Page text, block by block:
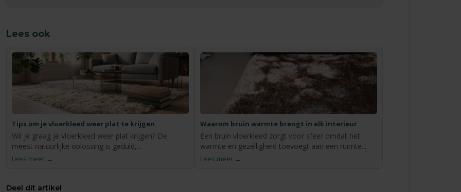
Lees ook
Tips om je vloerkleed weer plat te krijgen
Wil je graag je vloerkleed weer plat krijgen? De
meest natuurlijke oplossing is geduld,...
Lees meer →
Waarom bruin warmte brengt in elk interieur
Een bruin vloerkleed zorgt voor sfeer omdat het
warmte en gezelligheid toevoegt aan een ruimte....
Lees meer →
Deel dit artikel